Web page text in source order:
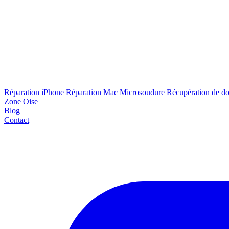
Réparation iPhone Réparation Mac Microsoudure Récupération de
Zone Oise
Blog
Contact